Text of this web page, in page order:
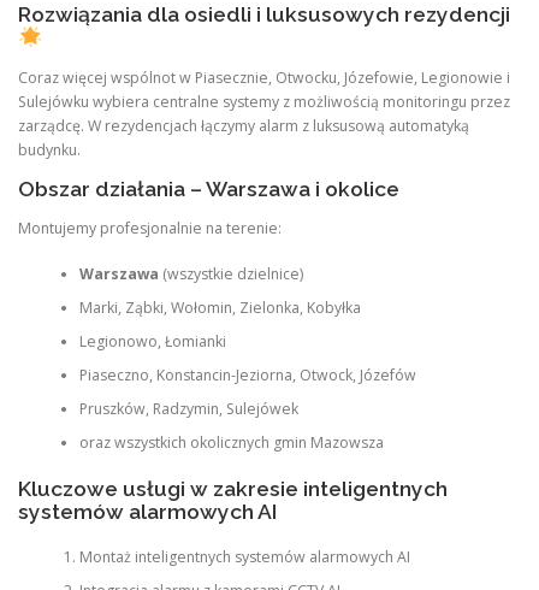
Rozwiązania dla osiedli i luksusowych rezydencji
Coraz więcej wspólnot w Piasecznie, Otwocku, Józefowie, Legionowie i
Sulejówku wybiera centralne systemy z możliwością monitoringu przez
zarządcę. W rezydencjach łączymy alarm z luksusową automatyką
budynku.
Obszar działania – Warszawa i okolice
Montujemy profesjonalnie na terenie:
Warszawa (wszystkie dzielnice)
Marki, Ząbki, Wołomin, Zielonka, Kobyłka
Legionowo, Łomianki
Piaseczno, Konstancin-Jeziorna, Otwock, Józefów
Pruszków, Radzymin, Sulejówek
oraz wszystkich okolicznych gmin Mazowsza
Kluczowe usługi w zakresie inteligentnych
systemów alarmowych AI
Montaż inteligentnych systemów alarmowych AI